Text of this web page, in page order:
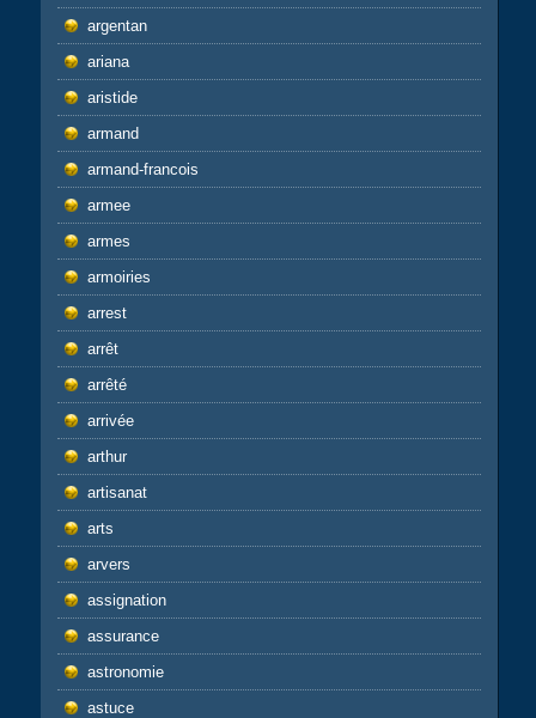
argentan
ariana
aristide
armand
armand-francois
armee
armes
armoiries
arrest
arrêt
arrêté
arrivée
arthur
artisanat
arts
arvers
assignation
assurance
astronomie
astuce